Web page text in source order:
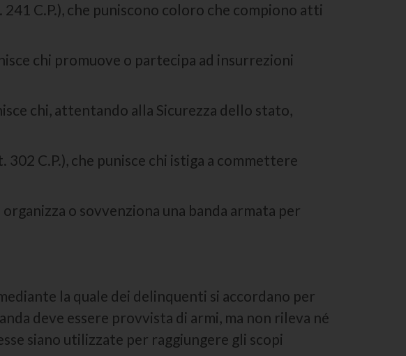
C.P.), che puniscono coloro che compiono atti
chi promuove o partecipa ad insurrezioni
chi, attentando alla Sicurezza dello stato,
C.P.), che punisce chi istiga a commettere
o sovvenziona una banda armata per
la quale dei delinquenti si accordano per
deve essere provvista di armi, ma non rileva né
siano utilizzate per raggiungere gli scopi